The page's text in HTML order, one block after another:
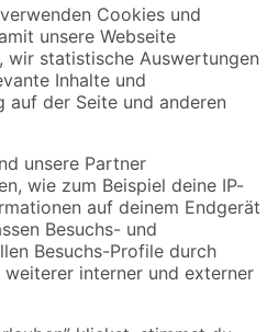
und Aktionen mehr verpassen!
Versandarten